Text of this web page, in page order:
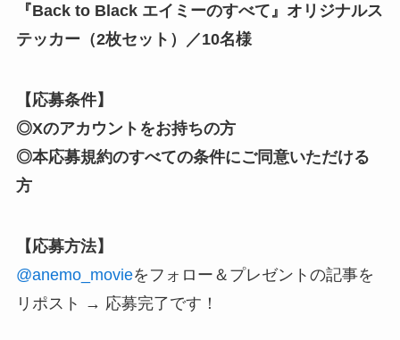
『Back to Black エイミーのすべて』オリジナルス
テッカー（2枚セット）／10名様
【応募条件】
◎Xのアカウントをお持ちの方
◎本応募規約のすべての条件にご同意いただける
方
【応募方法】
@anemo_movieをフォロー ＆プレゼントの記事を
リポスト → 応募完了です！